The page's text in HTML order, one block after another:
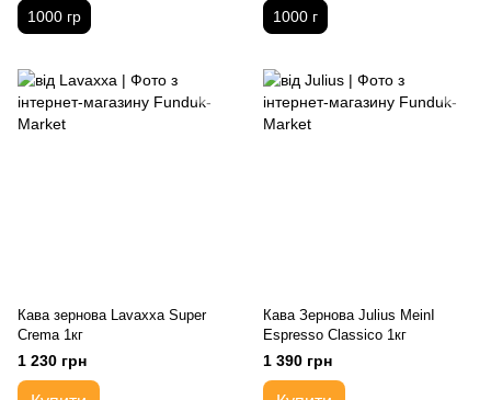
1000 гр 1000 г
Кава зернова Lavaxxa Super
Crema 1кг
1 230 грн
Кава Зернова Julius MeinI
Espresso Classico 1кг
1 390 грн